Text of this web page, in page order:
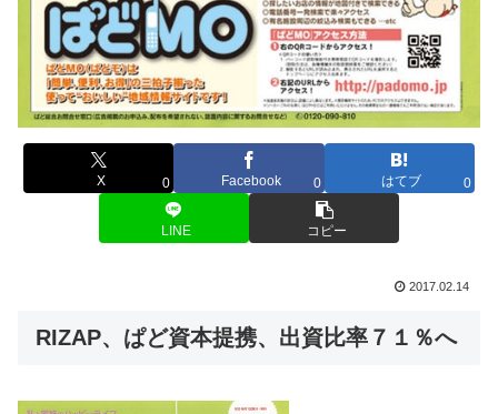
X 0 Facebook 0 はてブ 0
LINE コピー
2017.02.14
RIZAP、ぱど資本提携、出資比率７１％へ